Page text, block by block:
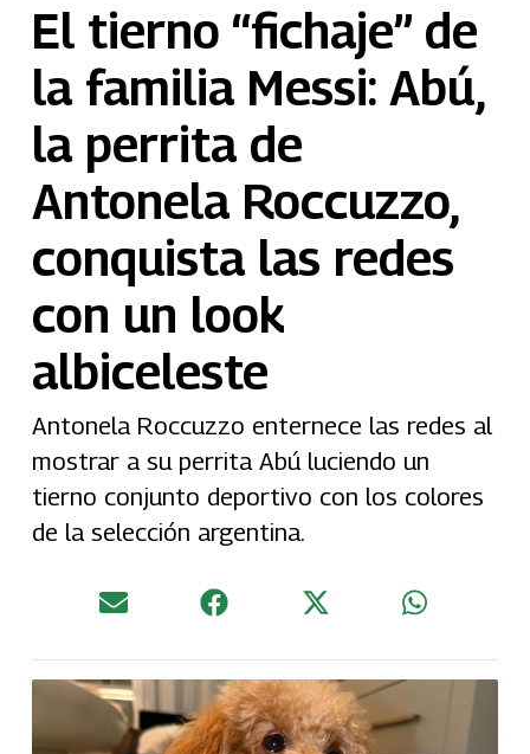
El tierno “fichaje” de
la familia Messi: Abú,
la perrita de
Antonela Roccuzzo,
conquista las redes
con un look
albiceleste
Antonela Roccuzzo enternece las redes al
mostrar a su perrita Abú luciendo un
tierno conjunto deportivo con los colores
de la selección argentina.